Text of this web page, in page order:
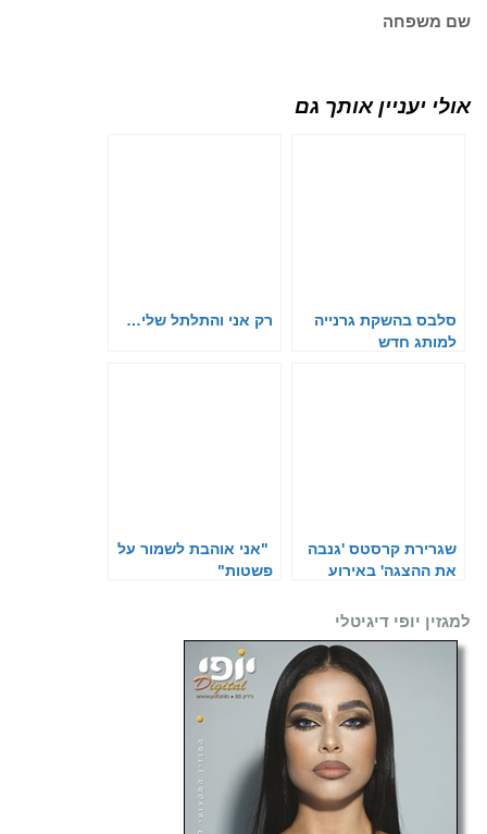
שם משפחה
אולי יעניין אותך גם
סלבס בהשקת גרנייה
למותג חדש
רק אני והתלתל שלי…
שגרירת קרסטס 'גנבה
את ההצגה' באירוע
"אני אוהבת לשמור על
פשטות"
למגזין יופי דיגיטלי